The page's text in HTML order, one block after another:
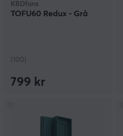
KBDfans
TOFU60 Redux - Grå
(100)
799 kr